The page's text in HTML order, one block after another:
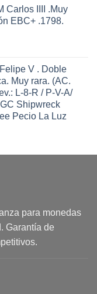
Carlos IIII .Muy
EBC+ .1798.
V . Doble
Muy rara. (AC.
L-8-R / P-V-A/
Shipwreck
Pecio La Luz
para monedas
Garantía de